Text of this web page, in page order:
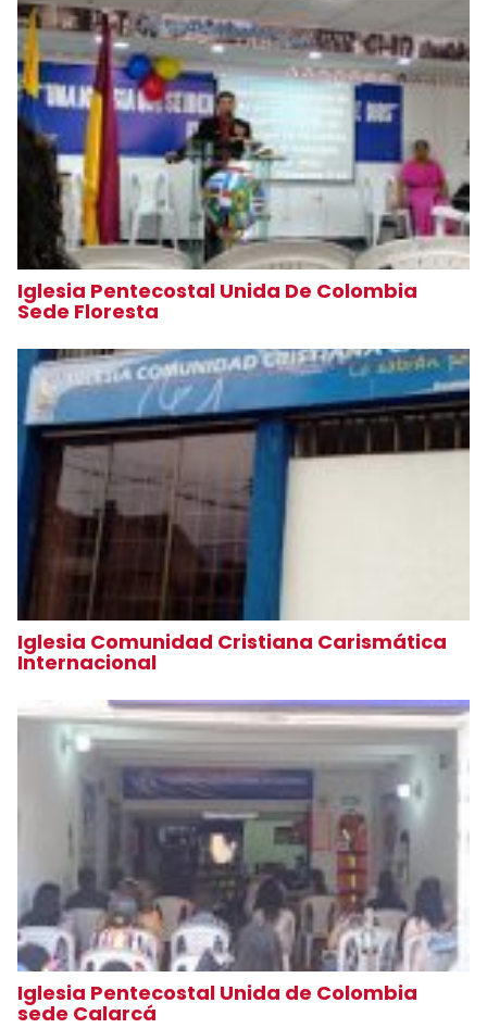
Iglesia Pentecostal Unida De Colombia
Sede Floresta
Iglesia Comunidad Cristiana Carismática
Internacional
Iglesia Pentecostal Unida de Colombia
sede Calarcá